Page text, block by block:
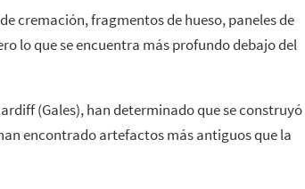
cremación, fragmentos de hueso, paneles de
lo que se encuentra más profundo debajo del
(Gales), han determinado que se construyó
encontrado artefactos más antiguos que la